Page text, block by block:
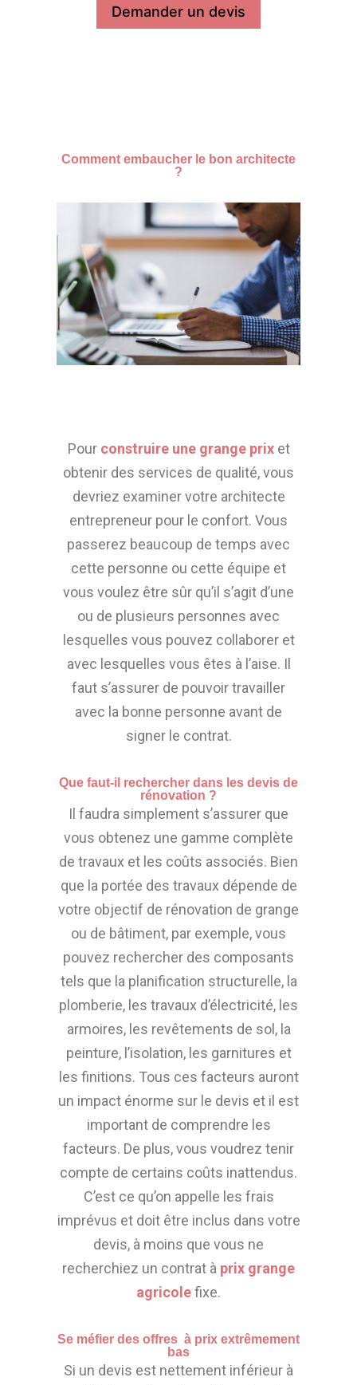
Demander un devis
Comment embaucher le bon architecte
?
Pour construire une grange prixet
obtenir des services de qualité, vous
devriez examiner votre architecte
entrepreneur pour le confort. Vous
passerez beaucoup de temps avec
cette personne ou cette équipe et
vous voulez être sûr qu’il s’agit d’une
ou de plusieurs personnes avec
lesquelles vous pouvez collaborer et
avec lesquelles vous êtes à l’aise. Il
faut s’assurer de pouvoir travailler
avec la bonne personne avant de
signer le contrat.
Que faut-il rechercher dans les devis de
rénovation ?
Il faudra simplement s’assurer que
vous obtenez une gamme complète
de travaux et les coûts associés. Bien
que la portée des travaux dépende de
votre objectif de rénovation de grange
ou de bâtiment, par exemple, vous
pouvez rechercher des composants
tels que la planification structurelle, la
plomberie, les travaux d’électricité, les
armoires, les revêtements de sol, la
peinture, l’isolation, les garnitures et
les finitions. Tous ces facteurs auront
un impact énorme sur le devis et il est
important de comprendre les
facteurs. De plus, vous voudrez tenir
compte de certains coûts inattendus.
C’est ce qu’on appelle les frais
imprévus et doit être inclus dans votre
devis, à moins que vous ne
recherchiez un contrat à prix grange
agricolefixe.
Se méfier des offres à prix extrêmement
bas
Si un devis est nettement inférieur à